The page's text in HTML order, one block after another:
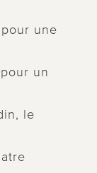
une
un
le